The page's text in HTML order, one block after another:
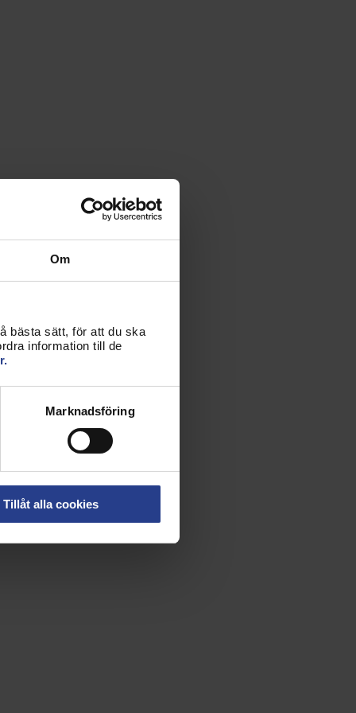
Om
bästa sätt, för att du ska
information till de
Marknadsföring
Tillåt alla cookies